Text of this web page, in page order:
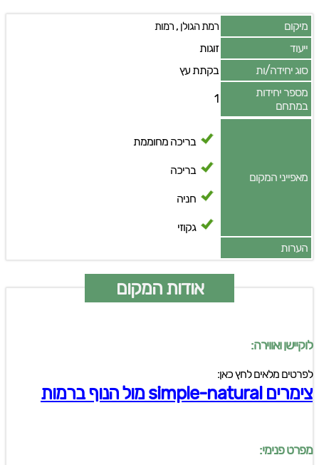
מיקום רמת הגולן, רמות
ייעוד
זוגות
סוג יחידה/ות
בקתת עץ
מספר יחידות
במתחם
1
מאפייני המקום
בריכה מחוממת
בריכה
חניה
גקוזי
הערות
אודות המקום
לוקיישן ואווירה:
לפרטים מלאים לחץ כאן:
צימרים simple-natural מול הנוף ברמות
מפרט פנימי: